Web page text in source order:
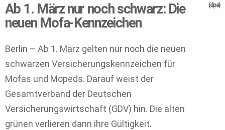
Ab 1. März nur noch schwarz: Die
neuen Mofa-Kennzeichen
(dpa)
Berlin – Ab 1. März gelten nur noch die neuen
schwarzen Versicherungskennzeichen für
Mofas und Mopeds. Darauf weist der
Gesamtverband der Deutschen
Versicherungswirtschaft (GDV) hin. Die alten
grünen verlieren dann ihre Gültigkeit.